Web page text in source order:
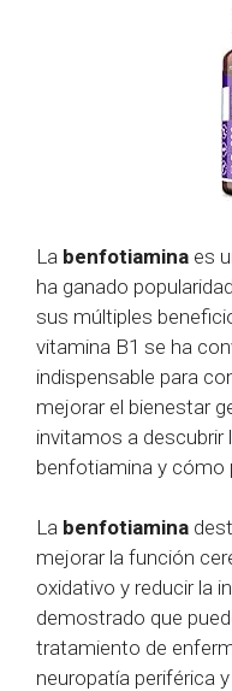
La benfotiamina es
ha ganado
sus múltiples
vitamina B1 se ha
indispensable para
mejorar el bienestar
invitamos a descubrir
benfotiamina y cómo
La benfotiamina
mejorar la función
oxidativo y reducir la
demostrado que
tratamiento de
neuropatía periférica